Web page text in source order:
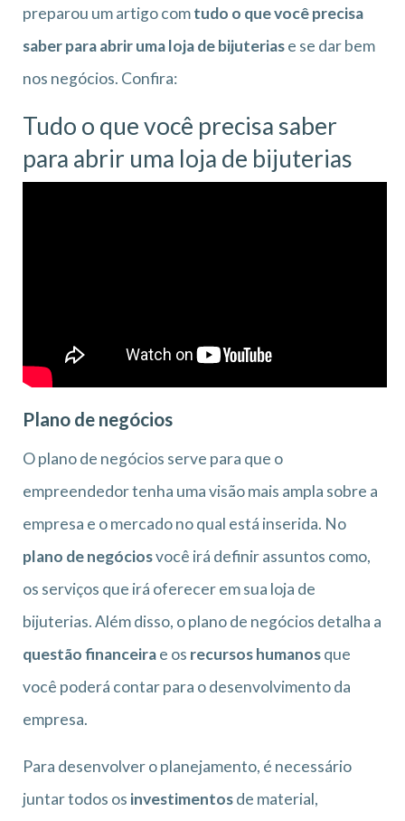
preparou um artigo comtudo o que você precisa
saber para abrir uma loja de bijuteriase se dar bem
nos negócios. Confira:
Tudo o que você precisa saber
para abrir uma loja de bijuterias
Plano de negócios
O plano de negócios serve para que o
empreendedor tenha uma visão mais ampla sobre a
empresa e o mercado no qual está inserida. No
plano de negóciosvocê irá definir assuntos como,
os serviços que irá oferecer em sua loja de
bijuterias. Além disso, o plano de negócios detalha a
questão financeirae os recursos humanosque
você poderá contar para o desenvolvimento da
empresa.
Para desenvolver o planejamento, é necessário
juntar todos os investimentosde material,